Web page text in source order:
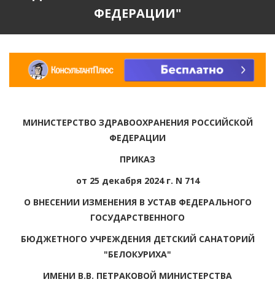
ФЕДЕРАЦИИ"
МИНИСТЕРСТВО ЗДРАВООХРАНЕНИЯ РОССИЙСКОЙ
ФЕДЕРАЦИИ
ПРИКАЗ
от 25 декабря 2024 г. N 714
О ВНЕСЕНИИ ИЗМЕНЕНИЯ В УСТАВ ФЕДЕРАЛЬНОГО
ГОСУДАРСТВЕННОГО
БЮДЖЕТНОГО УЧРЕЖДЕНИЯ ДЕТСКИЙ САНАТОРИЙ
"БЕЛОКУРИХА"
ИМЕНИ В.В. ПЕТРАКОВОЙ МИНИСТЕРСТВА